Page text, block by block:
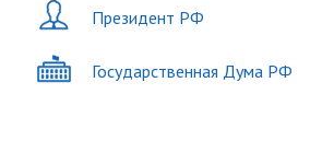
Президент РФ
Государственная Дума РФ